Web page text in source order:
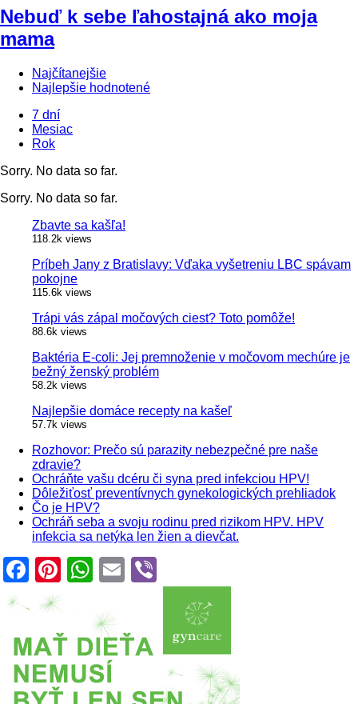
Nebuď k sebe ľahostajná ako moja
mama
Najčítanejšie
Najlepšie hodnotené
7 dní
Mesiac
Rok
Sorry. No data so far.
Sorry. No data so far.
Zbavte sa kašľa!
118.2k views
Príbeh Jany z Bratislavy: Vďaka vyšetreniu LBC spávam
pokojne
115.6k views
Trápi vás zápal močových ciest? Toto pomôže!
88.6k views
Baktéria E-coli: Jej premnoženie v močovom mechúre je
bežný ženský problém
58.2k views
Najlepšie domáce recepty na kašeľ
57.7k views
Rozhovor: Prečo sú parazity nebezpečné pre naše
zdravie?
Ochráňte vašu dcéru či syna pred infekciou HPV!
Dôležiťosť preventívnych gynekologických prehliadok
Čo je HPV?
Ochráň seba a svoju rodinu pred rizikom HPV. HPV
infekcia sa netýka len žien a dievčat.
Facebook
Pinterest
WhatsApp
Email